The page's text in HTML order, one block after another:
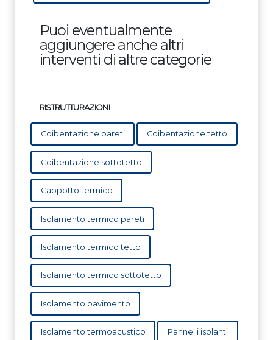
Puoi eventualmente
aggiungere anche altri
interventi di altre categorie
RISTRUTTURAZIONI
Coibentazione pareti Coibentazione tetto
Coibentazione sottotetto
Cappotto termico
Isolamento termico pareti
Isolamento termico tetto
Isolamento termico sottotetto
Isolamento pavimento
Isolamento termoacustico Pannelli isolanti